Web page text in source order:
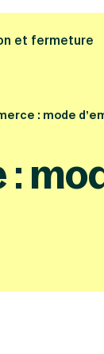
ici pour
et fermeture
: mode